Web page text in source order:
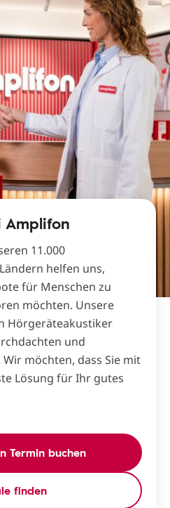
11.000
helfen uns,
für Menschen zu
möchten. Unsere
Hörgeräteakustiker
und
möchten, dass Sie mit
Lösung für Ihr gutes
Termin buchen
finden